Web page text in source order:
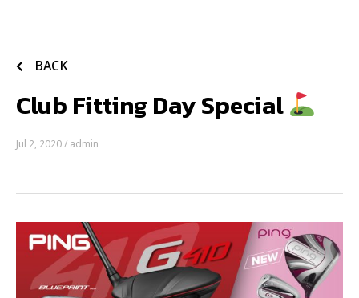
BACK
Club Fitting Day Special
Jul 2, 2020 / admin